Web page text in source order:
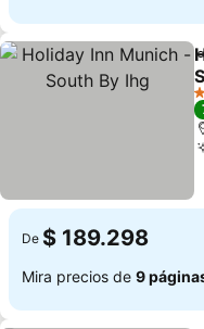
4
De $ 189.298
Mira precios de 9